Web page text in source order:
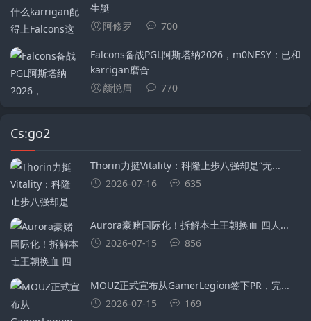
生艇
阿修罗
700
Falcons备战PGL阿斯塔纳2026，m0NESY：已和
karrigan磨合
颜悦眉
770
Cs:go2
Thorin力挺Vitality：科隆止步八强却是“无...
2026-07-16
635
Aurora豪赌国际化！拆解本土王朝换血 四人...
2026-07-15
856
MOUZ正式宣布从GamerLegion签下⁠PR⁠，完...
2026-07-15
169